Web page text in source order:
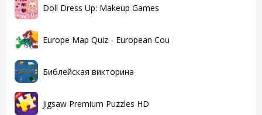
Doll Dress Up: Makeup Games
Europe Map Quiz - European Cou
Библейская викторина
Jigsaw Premium Puzzles HD